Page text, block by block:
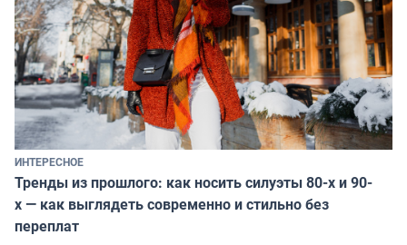
ИНТЕРЕСНОЕ
Тренды из прошлого: как носить силуэты 80-х и 90-
х — как выглядеть современно и стильно без
переплат